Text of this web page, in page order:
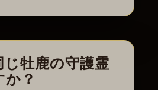
牡鹿の守護霊
？